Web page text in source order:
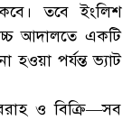
তবে ইংলিশ
আদালতে একটি
হওয়া পর্যন্ত ভ্যাট
ও বিক্রি—সব